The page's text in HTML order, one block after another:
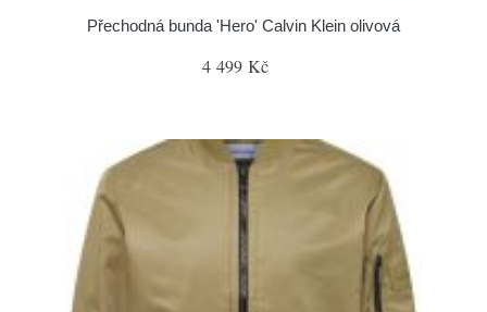
Přechodná bunda 'Hero' Calvin Klein olivová
4 499 Kč